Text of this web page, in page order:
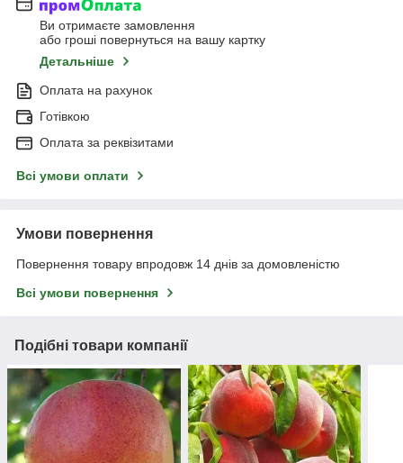
Ви отримаєте замовлення
або гроші повернуться на вашу картку
Детальніше
Оплата на рахунок
Готівкою
Оплата за реквізитами
Всі умови оплати
Умови повернення
Повернення товару впродовж 14 днів за домовленістю
Всі умови повернення
Подібні товари компанії